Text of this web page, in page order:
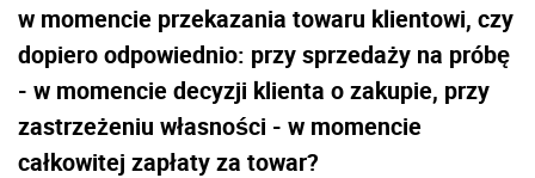
w momencie przekazania towaru klientowi, czy
dopiero odpowiednio: przy sprzedaży na próbę
- w momencie decyzji klienta o zakupie, przy
zastrzeżeniu własności - w momencie
całkowitej zapłaty za towar?